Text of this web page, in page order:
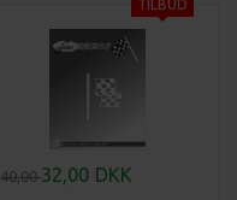
40,0032,00 DKK